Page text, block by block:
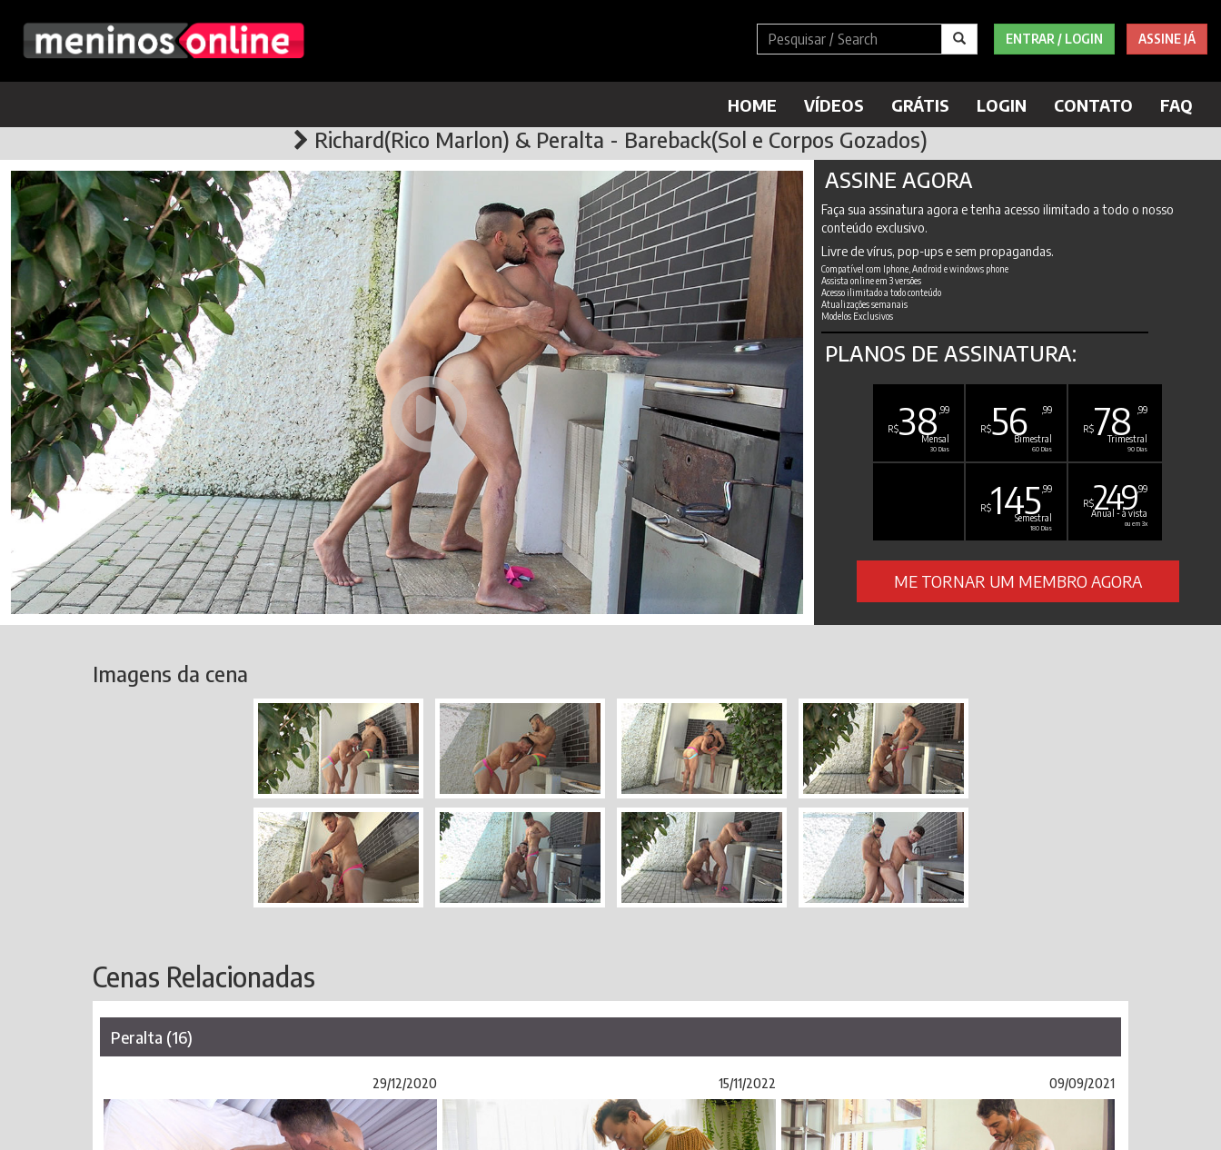
ENTRAR / LOGIN ASSINE JÁ
HOME VÍDEOS GRÁTIS LOGIN CONTATO FAQ
Richard(Rico Marlon) & Peralta - Bareback(Sol e Corpos Gozados)
ASSINE AGORA
Faça sua assinatura agora e tenha acesso ilimitado a todo o nosso
conteúdo exclusivo.
Livre de vírus, pop-ups e sem propagandas.
Compatível com Iphone, Android e windows phone
Assista online em 3 versões
Acesso ilimitado a todo conteúdo
Atualizações semanais
Modelos Exclusivos
PLANOS DE ASSINATURA:
R$38 ,99
Mensal
30 Dias
R$56 ,99
Bimestral
60 Dias
R$78 ,99
Trimestral
90 Dias
R$145,99
Semestral
180 Dias
R$249,99
Anual - à vista
ou em 3x
ME TORNAR UM MEMBRO AGORA
Imagens da cena
Cenas Relacionadas
Peralta (16)
29/12/2020 15/11/2022 09/09/2021